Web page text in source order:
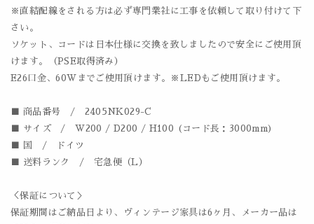
※直結配線をされる方は必ず専門業社に工事を依頼して取り付けて下
さい。
ソケット、コードは日本仕様に交換を致しましたので安全にご使用頂
けます。（PSE取得済み）
E26口金、60Wまでご使用頂けます。※LEDもご使用頂けます。
■ 商品番号 / 2405NK029-C
■ サイズ / W200 / D200 / H100 (コード長：3000mm)
■ 国 / ドイツ
■ 送料ランク / 宅急便（L）
＜保証について＞
保証期間はご納品日より、ヴィンテージ家具は6ヶ月、メーカー品は